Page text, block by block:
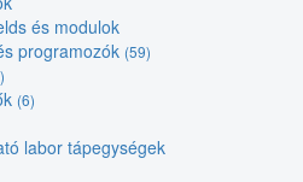
és modulok
programozók (59)
(6)
labor tápegységek